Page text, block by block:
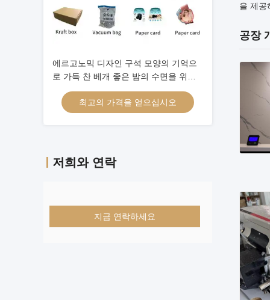
에르고노믹 디자인 구석 모양의 기억으
로 가득 찬 베개 좋은 밤의 수면을 위한
궁극적인 해결책
최고의 가격을 얻으십시오
저희와 연락
지금 연락하세요
을 제공
공장